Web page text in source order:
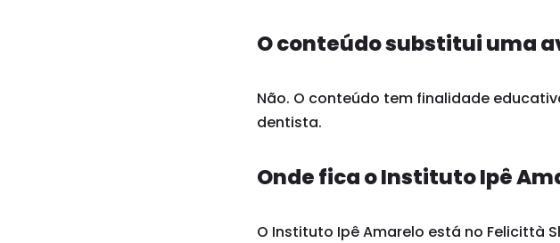
O conteúdo substitui uma
Não. O conteúdo tem finalidade
dentista.
Onde fica o Instituto Ipê
O Instituto Ipê Amarelo está no Felicittà